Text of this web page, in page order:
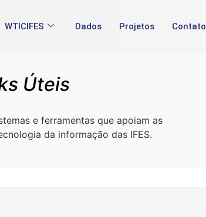
WTICIFES Dados Projetos Contato
Úteis
e ferramentas que apoiam as
da informação das IFES.